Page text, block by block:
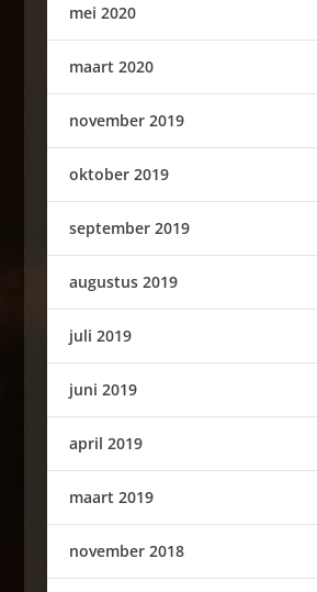
mei 2020
maart 2020
november 2019
oktober 2019
september 2019
augustus 2019
juli 2019
juni 2019
april 2019
maart 2019
november 2018